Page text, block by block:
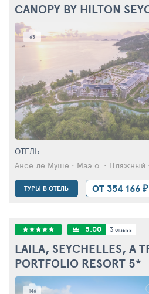
63
CANOPY BY HILTON
ОТЕЛЬ
Ансе ле Муше • Маэ о. • Пляжный
ТУРЫ В ОТЕЛЬ ОТ 354 166 ₽
146
5.00 3 отзыва
LAILA, SEYCHELLES, A
PORTFOLIO RESORT 5*